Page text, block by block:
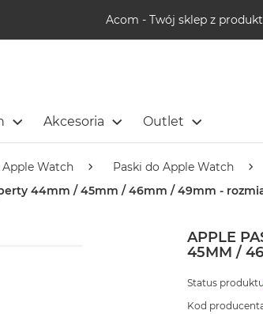
Acom - Twój sklep z
Akcesoria Outlet
Watch
Paski do Apple Watch
44mm / 45mm / 46mm / 49mm -
APPLE
45MM /
Status
Kod